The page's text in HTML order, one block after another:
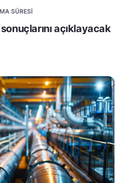
SÜRESI
açıklayacak